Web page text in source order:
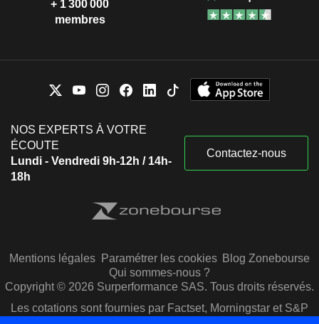
+ 1 300 000
membres
NOS EXPERTS À VOTRE
ÉCOUTE
Lundi - Vendredi 9h-12h / 14h-
18h
Contactez-nous
Mentions légales Paramétrer les cookies Blog Zonebourse
Qui sommes-nous ?
Copyright © 2026 Surperformance SAS. Tous droits réservés.
Les cotations sont fournies par Factset, Morningstar et S&P